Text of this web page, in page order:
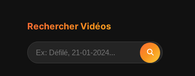
Rechercher Vidéos